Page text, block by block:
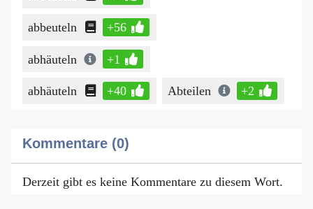
abbeuteln +56
abhäuteln +1
abhäuteln +40 Abteilen +2
Kommentare (0)
Derzeit gibt es keine Kommentare zu diesem Wort.